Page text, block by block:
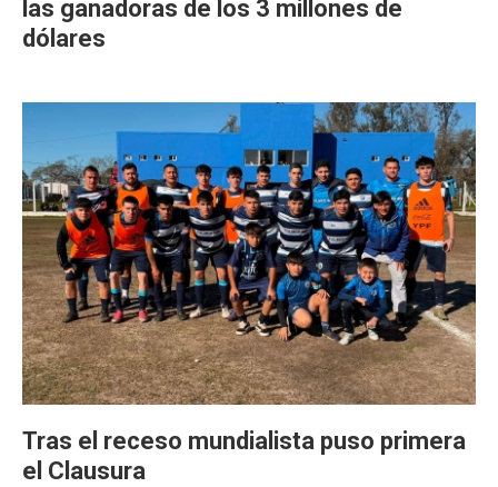
las ganadoras de los 3 millones de
dólares
Tras el receso mundialista puso primera
el Clausura